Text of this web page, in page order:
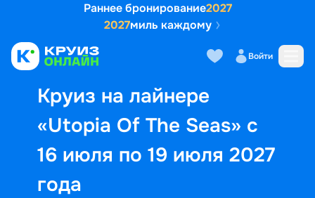
Раннее бронирование2027
2027миль каждому
Войти
Круиз на лайнере
«Utopia Of The Seas» с
16 июля по 19 июля 2027
года
Выбор кают Маршрут и